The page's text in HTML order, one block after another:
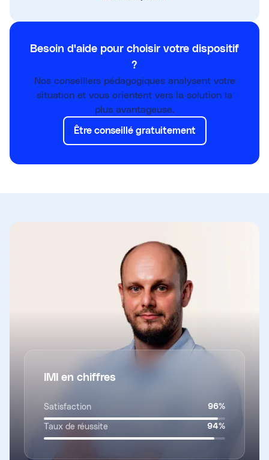
Besoin d'aide pour choisir votre dispositif
?
Nos conseillers pédagogiques analysent votre
situation et vous orientent vers la solution la
plus avantageuse.
Être conseillé gratuitement
IMI en chiffres
Satisfaction 96%
Taux de réussite 94%